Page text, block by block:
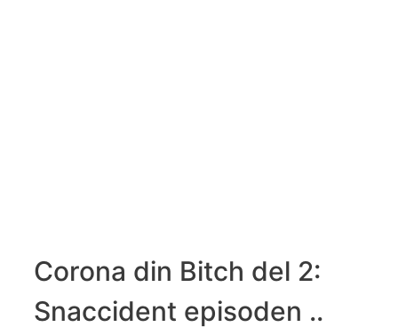
Corona din Bitch del 2:
Snaccident episoden ..